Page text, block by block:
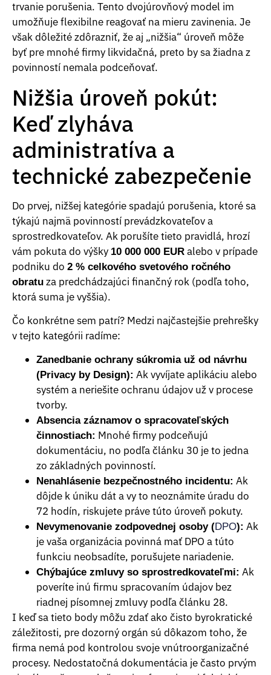
trvanie porušenia. Tento dvojúrovňový model im
umožňuje flexibilne reagovať na mieru zavinenia. Je
však dôležité zdôrazniť, že aj „nižšia“ úroveň môže
byť pre mnohé firmy likvidačná, preto by sa žiadna z
povinností nemala podceňovať.
Nižšia úroveň pokút:
Keď zlyháva
administratíva a
technické zabezpečenie
Do prvej, nižšej kategórie spadajú porušenia, ktoré sa
týkajú najmä povinností prevádzkovateľov a
sprostredkovateľov. Ak porušíte tieto pravidlá, hrozí
vám pokuta do výšky 10 000 000 EUR alebo v prípade
podniku do 2 % celkového svetového ročného
obratu za predchádzajúci finančný rok (podľa toho,
ktorá suma je vyššia).
Čo konkrétne sem patrí? Medzi najčastejšie prehrešky
v tejto kategórii radíme:
Zanedbanie ochrany súkromia už od návrhu
(Privacy by Design): Ak vyvíjate aplikáciu alebo
systém a neriešite ochranu údajov už v procese
tvorby.
Absencia záznamov o spracovateľských
činnostiach: Mnohé firmy podceňujú
dokumentáciu, no podľa článku 30 je to jedna
zo základných povinností.
Nenahlásenie bezpečnostného incidentu: Ak
dôjde k úniku dát a vy to neoznámite úradu do
72 hodín, riskujete práve túto úroveň pokuty.
Nevymenovanie zodpovednej osoby (DPO): Ak
je vaša organizácia povinná mať DPO a túto
funkciu neobsadíte, porušujete nariadenie.
Chýbajúce zmluvy so sprostredkovateľmi: Ak
poveríte inú firmu spracovaním údajov bez
riadnej písomnej zmluvy podľa článku 28.
I keď sa tieto body môžu zdať ako čisto byrokratické
záležitosti, pre dozorný orgán sú dôkazom toho, že
firma nemá pod kontrolou svoje vnútroorganizačné
procesy. Nedostatočná dokumentácia je často prvým